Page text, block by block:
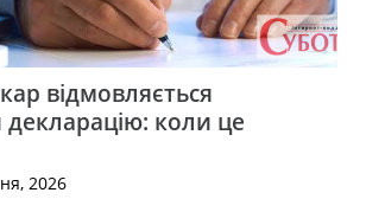
відмовляється
декларацію: коли це
2026